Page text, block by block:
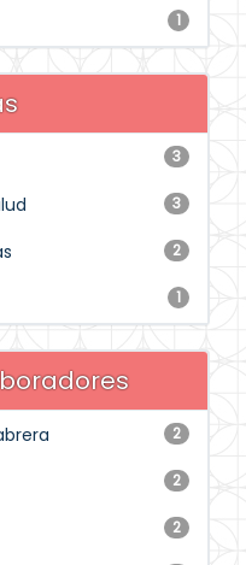
1
3
3
2
1
2
2
2